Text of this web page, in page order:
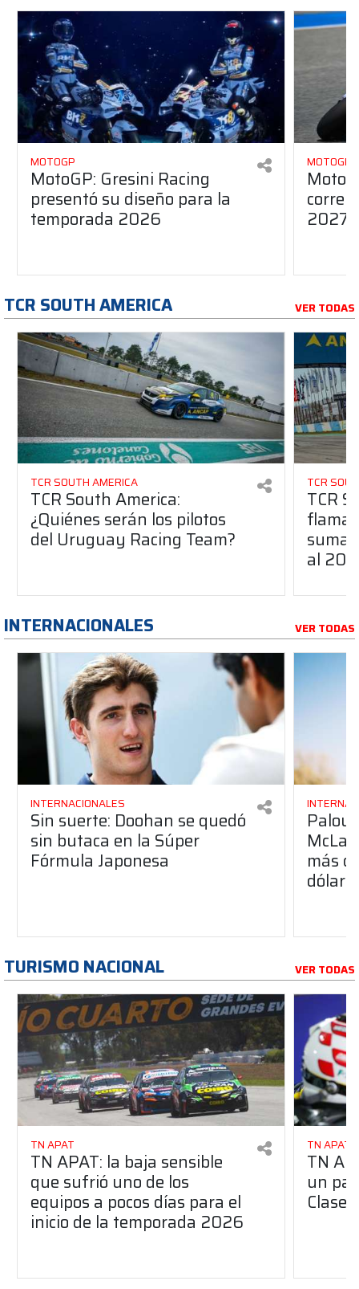
MOTOGP
MotoGP: Gresini Racing
presentó su diseño para la
temporada 2026
MOTOGP
2027?
TCR SOUTH AMERICA VER TODAS
TCR SOUTH AMERICA
TCR South America:
¿Quiénes serán los pilotos
del Uruguay Racing Team?
TCR
TCR
suma
al
INTERNACIONALES VER TODAS
INTERNACIONALES
Sin suerte: Doohan se quedó
sin butaca en la Súper
Fórmula Japonesa
Palou
más
TURISMO NACIONAL VER TODAS
TN APAT
TN APAT: la baja sensible
que sufrió uno de los
equipos a pocos días para el
inicio de la temporada 2026
TN APAT
TN
un
Clase